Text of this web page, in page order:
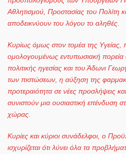
Αθλητισμού, Προστασίας του Πολίτη
αποδεικνύουν του λόγου το αληθές.
Κυρίως όμως στον τομέα της Υγείας,
ομολογουμένως εντυπωσιακή πορεία
πολιτικής ηγεσίας και του Άδωνι
των πιστώσεων, η αύξηση της
προτεραιότητα σε νέες προσλήψεις
συνιστούν μια ουσιαστική επένδυση
χώρας.
Κυρίες και κύριοι συνάδελφοι, ο
ισχυρίζεται ότι λύνει όλα τα